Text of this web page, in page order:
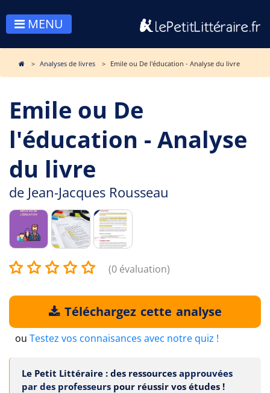
MENU
Analyses de livres Emile ou De l'éducation - Analyse du livre
Emile ou De
l'éducation - Analyse
du livre
de Jean-Jacques Rousseau
(0 évaluation)
Téléchargez cette analyse
ou Testez vos connaisances avec notre quiz !
Le Petit Littéraire : des ressources approuvées
par des professeurs pour réussir vos études !